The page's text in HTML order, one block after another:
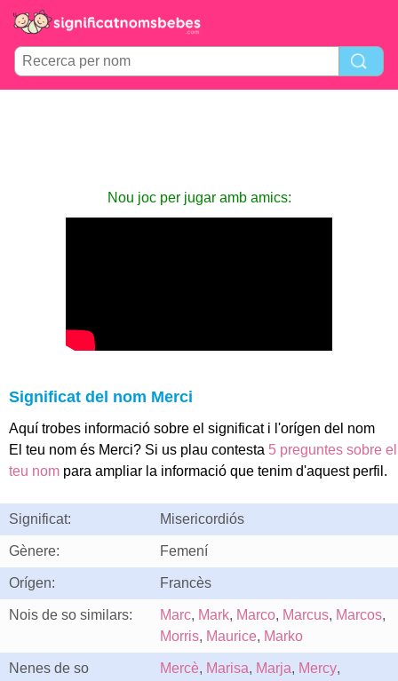
Nou joc per jugar amb amics:
Significat del nom Merci
Aquí trobes informació sobre el significat i l'orígen del nom
El teu nom és Merci? Si us plau contesta 5 preguntes sobre el
teu nom para ampliar la informació que tenim d'aquest perfil.
Significat: Misericordiós
Gènere: Femení
Orígen: Francès
Nois de so similars: Marc, Mark, Marco, Marcus, Marcos,
Morris, Maurice, Marko
Nenes de so
Mercè, Marisa, Marja, Mercy,